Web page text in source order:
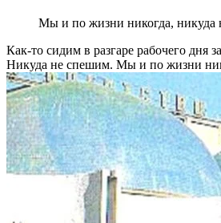
Мы и по жизни никогда, никуда
Как-то сидим в разгаре рабочего
Никуда не спешим. Мы и по жизни